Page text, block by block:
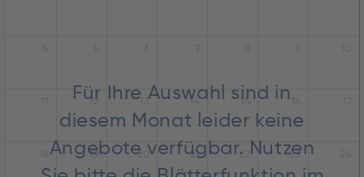
Für Ihre Auswahl sind in
diesem Monat leider keine
Angebote verfügbar. Nutzen
12 13 14 15
19 20 21 22 23